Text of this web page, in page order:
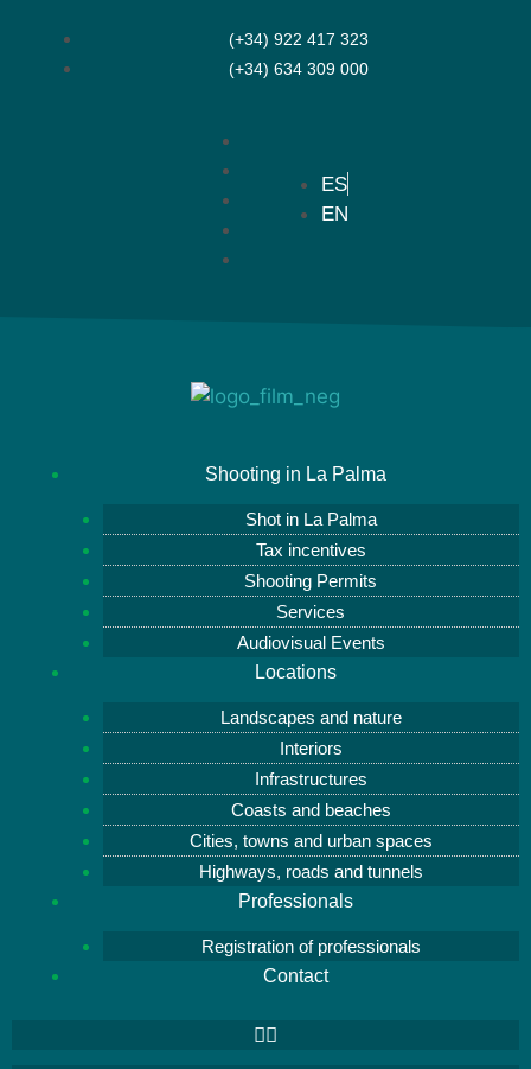
(+34) 922 417 323
(+34) 634 309 000
ES
EN
Shooting in La Palma
Shot in La Palma
Tax incentives
Shooting Permits
Services
Audiovisual Events
Locations
Landscapes and nature
Interiors
Infrastructures
Coasts and beaches
Cities, towns and urban spaces
Highways, roads and tunnels
Professionals
Registration of professionals
Contact